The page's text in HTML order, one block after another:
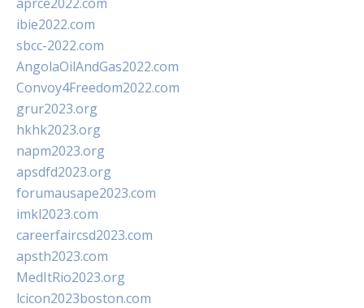
ibie2022.com
sbcc-2022.com
AngolaOilAndGas2022.com
Convoy4Freedom2022.com
grur2023.org
hkhk2023.org
napm2023.org
apsdfd2023.org
forumausape2023.com
imkl2023.com
careerfaircsd2023.com
apsth2023.com
MedItRio2023.org
lcicon2023boston.com